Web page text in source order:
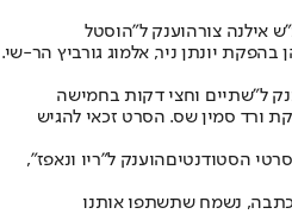
אילנה צורהוענק ל"הוסטל
יונתן ניר, אלמוג גורביץ הר-שי.
ל"שתיים וחצי דקות בחמישה
ורד סמין שס. הסרט זכאי להגיש
הסטודנטיםהוענק ל"ריו ונאפז",
נשמח שתשתפו אותנו